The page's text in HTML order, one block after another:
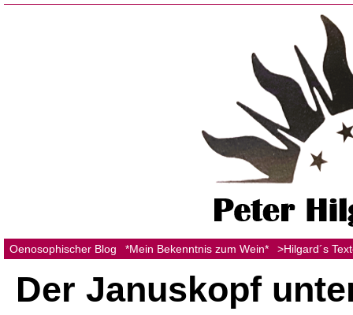
Oenosophischer Blog *Mein Bekenntnis zum Wein* >Hilgard´s
Der Januskopf